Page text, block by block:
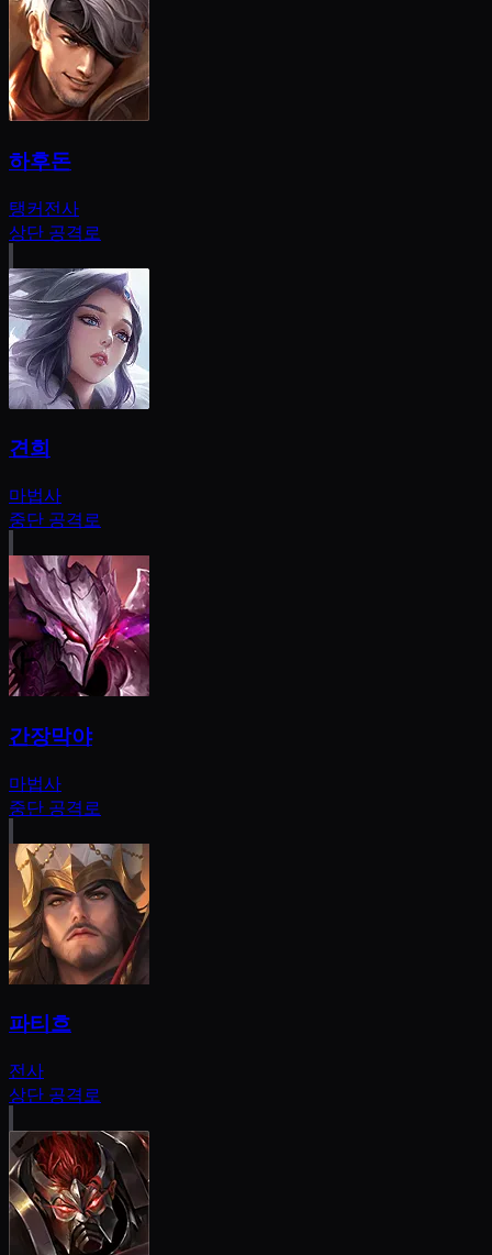
하후돈
탱커전사
상단 공격로
견희
마법사
중단 공격로
간장막야
마법사
중단 공격로
파티흐
전사
상단 공격로